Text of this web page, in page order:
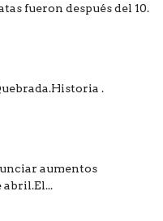
fueron después del 10.
.
aumentos
abril.El...